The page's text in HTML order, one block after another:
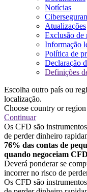
Notícias
Atualizações
Exclusão de
Informação
Política de
Declaração
Definições
Escolha outro país ou
localização.
Choose country or region
Continuar
Os CFD são
de perder dinheiro
76% das contas de
quando negoceiam
Deverá ponderar se
incorrer no risco de
Os CFD são